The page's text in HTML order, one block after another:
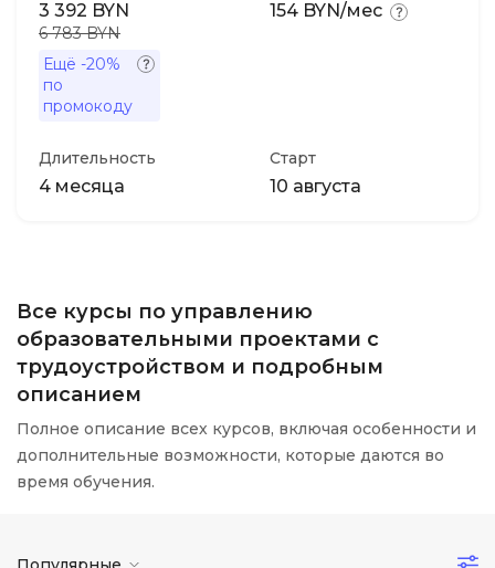
3 392 BYN
6 783 BYN
Ещё -20%
по
промокоду
154 BYN/мес
Длительность
4 месяца
Старт
10 августа
Все курсы по управлению
образовательными проектами с
трудоустройством и подробным
описанием
Полное описание всех курсов, включая особенности и
дополнительные возможности, которые даются во
время обучения.